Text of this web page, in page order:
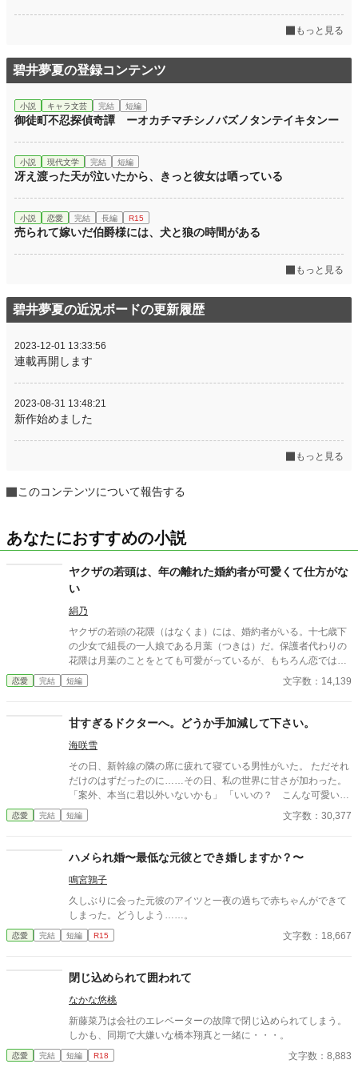
もっと見る
碧井夢夏の登録コンテンツ
小説 キャラ文芸 完結 短編
御徒町不忍探偵奇譚 ーオカチマチシノバズノタンテイキタンー
小説 現代文学 完結 短編
冴え渡った天が泣いたから、きっと彼女は哂っている
小説 恋愛 完結 長編 R15
売られて嫁いだ伯爵様には、犬と狼の時間がある
もっと見る
碧井夢夏の近況ボードの更新履歴
2023-12-01 13:33:56
連載再開します
2023-08-31 13:48:21
新作始めました
もっと見る
このコンテンツについて報告する
あなたにおすすめの小説
ヤクザの若頭は、年の離れた婚約者が可愛くて仕方がな
い
絹乃
ヤクザの若頭の花隈（はなくま）には、婚約者がいる。十七歳下
の少女で組長の一人娘である月葉（つきは）だ。保護者代わりの
花隈は月葉のことをとても可愛がっているが、もちろん恋ではな
い。強面ヤクザと年の離れたお嬢さまの、恋に発展する前の、も
どかしくドキドキするお話。
恋愛 完結 短編 文字数：14,139
甘すぎるドクターへ。どうか手加減して下さい。
海咲雪
その日、新幹線の隣の席に疲れて寝ている男性がいた。 ただそれ
だけのはずだったのに……その日、私の世界に甘さが加わった。
「案外、本当に君以外いないかも」 「いいの？ こんな可愛いこ
とされたら、本当にもう逃してあげられないけど」 「もう奏葉の
許可なしに近づいたりしない。だから……近づく前に奏葉に聞く
知らない。 【登場人物】 末永 奏葉[すえなが かなは]・・・25
歳。普通の会社員。気を遣い過ぎてしまう性格。 恩田 時哉[お
んだ ときや]・・・27歳。医者。奏葉をからかう時もあるのに、
甘すぎる？ 田代 有我[たしろ ゆうが]・・・25歳。奏葉の同期。テ
キトーな性格だが、奏葉の変化には鋭い？ 【作者に医療知識はあ
恋愛 完結 短編 文字数：30,377
ハメられ婚〜最低な元彼とでき婚しますか？〜
鳴宮鶉子
久しぶりに会った元彼のアイツと一夜の過ちで赤ちゃんができて
しまった。どうしよう……。
恋愛 完結 短編 R15 文字数：18,667
閉じ込められて囲われて
なかな悠桃
新藤菜乃は会社のエレベーターの故障で閉じ込められてしまう。
しかも、同期で大嫌いな橋本翔真と一緒に・・・。
恋愛 完結 短編 R18 文字数：8,883